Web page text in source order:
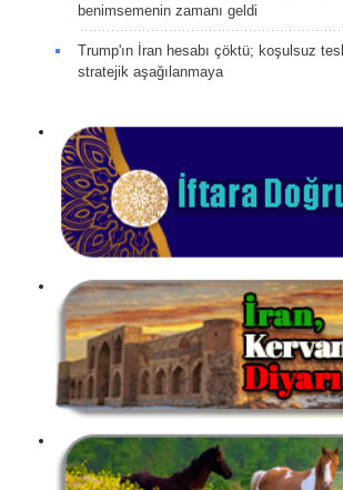
benimsemenin zamanı geldi
Trump'ın İran hesabı çöktü; koşulsuz
stratejik aşağılanmaya